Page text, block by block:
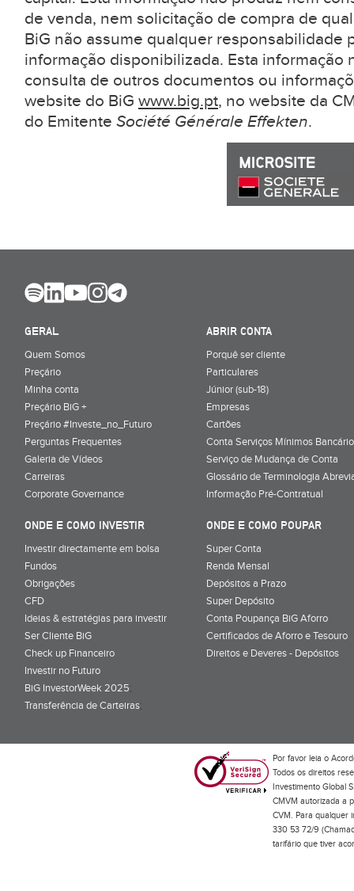
de venda, nem solicitação de compra de
BiG não assume qualquer responsabilidade
informação disponibilizada. Esta informação
consulta de outros documentos ou
website do BiG www.big.pt, no website da
do Emitente Société Générale Effekten.
GERAL
Quem Somos
Preçário
Minha conta
Preçário BiG +
Preçário #Investe_no_Futuro
Perguntas Frequentes
Galeria de Vídeos
Carreiras
Corporate Governance
ABRIR CONTA
Porquê ser cliente
Particulares
Júnior (sub-18)
Empresas
Cartões
Conta Serviços Mínimos
Serviço de Mudança de Conta
Glossário de Terminologia
Informação Pré-Contratual
ONDE E COMO INVESTIR
Investir directamente em bolsa
Fundos
Obrigações
CFD
Ideias & estratégias para investir
Ser Cliente BiG
Check up Financeiro
Investir no Futuro
BiG InvestorWeek 2025;
Transferência de Carteiras;
ONDE E COMO POUPAR
Super Conta
Renda Mensal
Depósitos a Prazo
Super Depósito
Conta Poupança BiG Aforro
Certificados de Aforro e Tesouro
Direitos e Deveres - Depósitos
Por favor leia o
Todos os direitos
Investimento Global
CMVM autorizada a
CVM. Para qualquer
330 53 72/9
tarifário que tiver